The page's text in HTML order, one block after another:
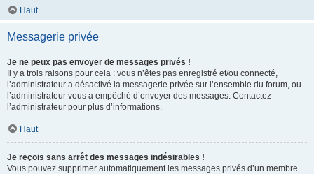
Haut
Messagerie privée
Je ne peux pas envoyer de messages privés !
Il y a trois raisons pour cela : vous n’êtes pas enregistré et/ou connecté,
l’administrateur a désactivé la messagerie privée sur l’ensemble du forum, ou
l’administrateur vous a empêché d’envoyer des messages. Contactez
l’administrateur pour plus d’informations.
Haut
Je reçois sans arrêt des messages indésirables !
Vous pouvez supprimer automatiquement les messages privés d’un membre